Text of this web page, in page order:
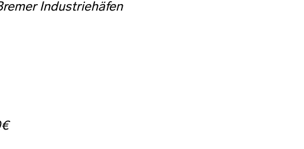
Industriehäfen